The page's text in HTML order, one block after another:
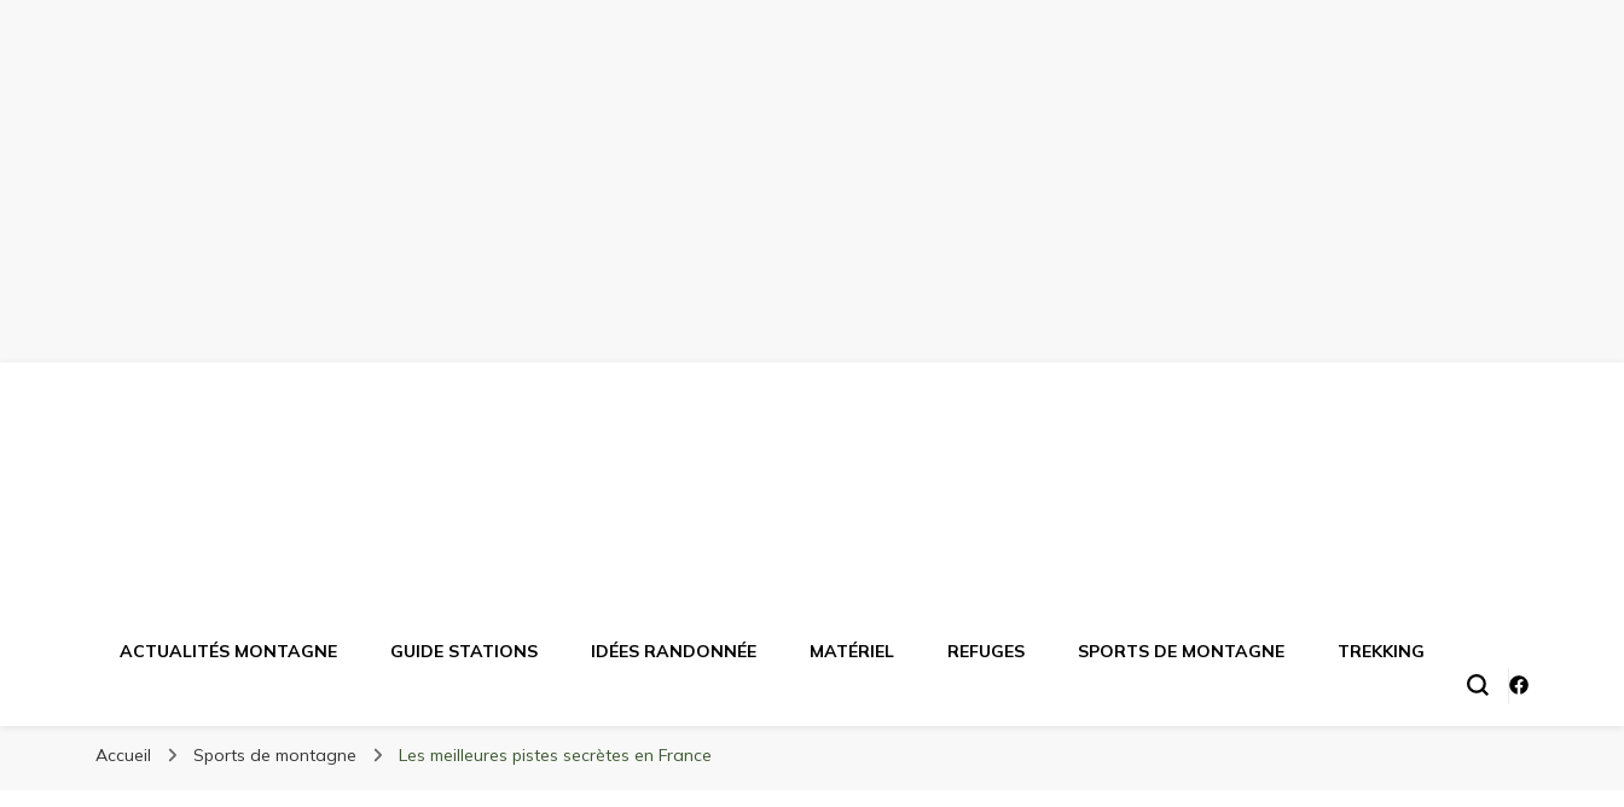
Randonnée Montagne
ACTUALITÉS MONTAGNE GUIDE STATIONS IDÉES RANDONNÉE MATÉRIEL REFUGES SPORTS DE MONTAGNE TREKKING
Accueil Sports de montagne Les meilleures pistes secrètes en France